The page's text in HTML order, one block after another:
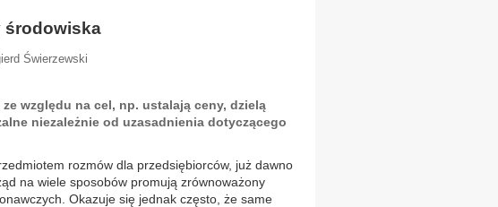
środowiska
Świerzewski
względu na cel, np. ustalają ceny, dzielą
niezależnie od uzasadnienia dotyczącego
rozmów dla przedsiębiorców, już dawno
na wiele sposobów promują zrównoważony
Okazuje się jednak często, że same